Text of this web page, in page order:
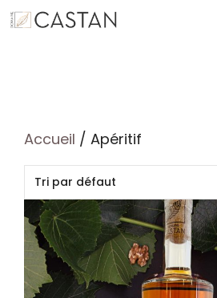
Aller
au
Accueil / Apéritif